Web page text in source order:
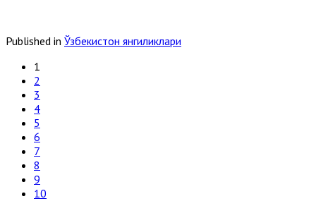
Published in Ўзбекистон янгиликлари
1
2
3
4
5
6
7
8
9
10